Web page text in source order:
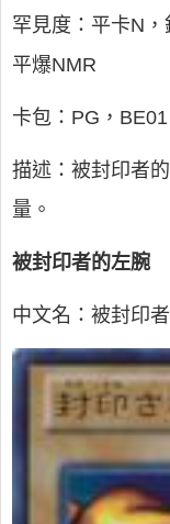
罕見度：平卡N
平爆NMR
卡包：PG，
描述：被封印者
量。
被封印者的左腕
中文名：被封印